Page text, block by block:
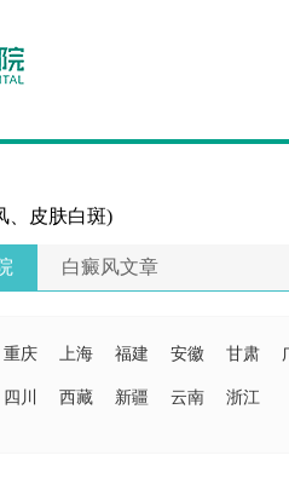
、皮肤白斑)
白癜风文章
重庆 上海 福建 安徽 甘肃
四川 西藏 新疆 云南 浙江